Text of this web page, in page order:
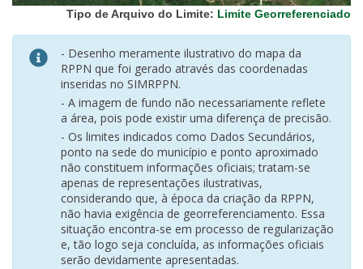
Tipo de Arquivo do Limite: Limite Georreferenciado
- Desenho meramente ilustrativo do mapa da
RPPN que foi gerado através das coordenadas
inseridas no SIMRPPN.
- A imagem de fundo não necessariamente reflete
a área, pois pode existir uma diferença de precisão.
- Os limites indicados como Dados Secundários,
ponto na sede do município e ponto aproximado
não constituem informações oficiais; tratam-se
apenas de representações ilustrativas,
considerando que, à época da criação da RPPN,
não havia exigência de georreferenciamento. Essa
situação encontra-se em processo de regularização
e, tão logo seja concluída, as informações oficiais
serão devidamente apresentadas.